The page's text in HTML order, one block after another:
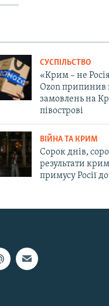
СУСПІЛЬСТВО
«Крим – не
Ozon
замовлень на
півострові
ВІЙНА ТА КРИМ
Сорок днів,
результати
примусу Росії